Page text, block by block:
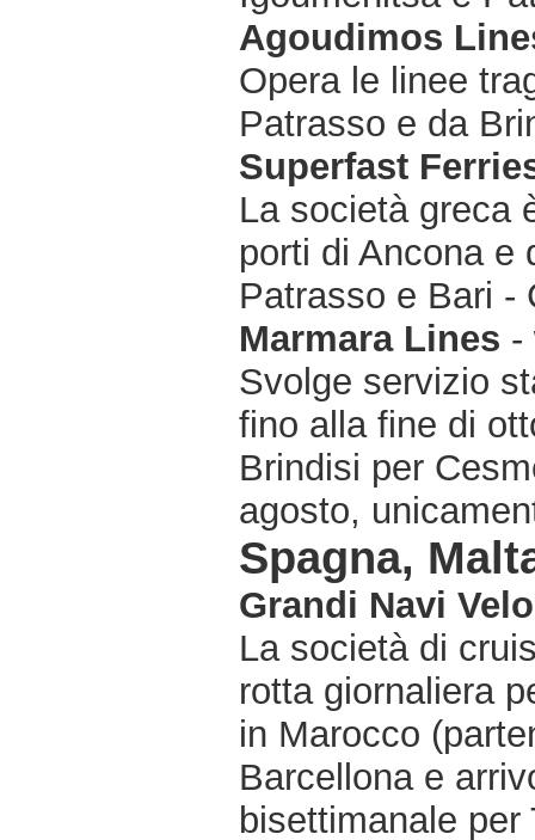
Agoudimos
Opera le linee
Patrasso e da
Superfast
La società greca
porti di Ancona e
Patrasso e Bari -
Marmara Lines -
Svolge servizio
fino alla fine di
Brindisi per
agosto,
Spagna,
Grandi Navi
La società di
rotta giornaliera
in Marocco
Barcellona e
bisettimanale